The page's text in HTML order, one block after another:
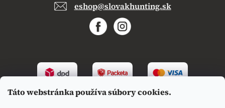
Táto webstránka používa súbory cookies.
eshop@slovakhunting.sk